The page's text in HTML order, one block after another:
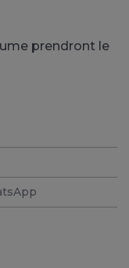
prendront le